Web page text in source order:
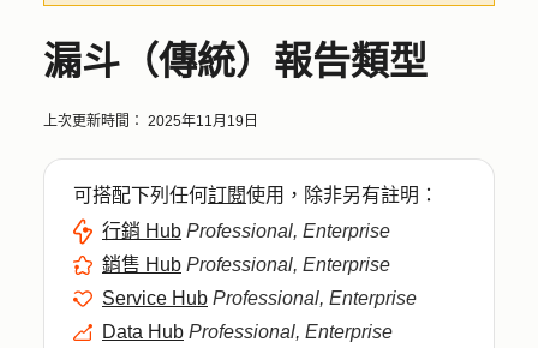
漏斗（傳統）報告類型
上次更新時間： 2025年11月19日
可搭配下列任何訂閱使用，除非另有註明：
行銷 Hub Professional, Enterprise
銷售 Hub Professional, Enterprise
Service Hub Professional, Enterprise
Data Hub Professional, Enterprise